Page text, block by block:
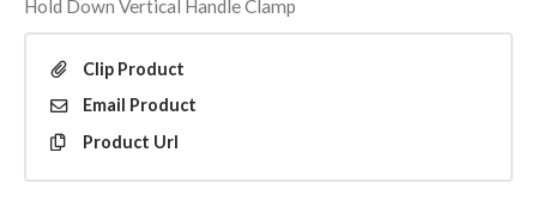
Hold Down Vertical Handle Clamp
Clip Product
Email Product
Product Url